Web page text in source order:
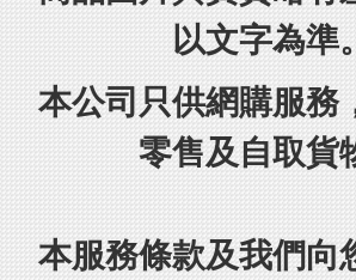
以文字為準。
本公司只供網購服務
零售及自取貨
本服務條款及我們向